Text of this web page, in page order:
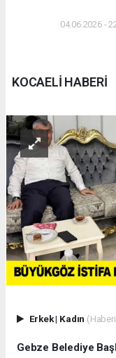
04.06.2026 -
KOCAELİ HABERİ
Erkek| Kadın
Gebze Belediye